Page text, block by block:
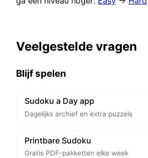
Veelgestelde vragen
Blijf spelen
Sudoku a Day app
Dagelijks archief en extra puzzels
Printbare Sudoku
Gratis PDF-pakketten elke week